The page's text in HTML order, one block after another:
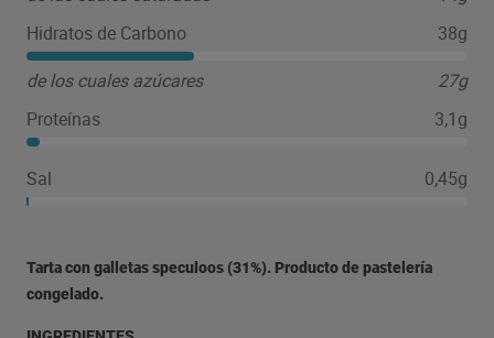
Hidratos de Carbono
38g
de los cuales azúcares
27g
Proteínas
3,1g
Sal 0,45g
Tarta con galletas speculoos (31%). Producto de pastelería
congelado.